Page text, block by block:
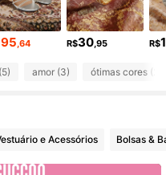
,64 R$30,95 R$
amor (3) ótimas cores (2)
e Acessórios Bolsas &